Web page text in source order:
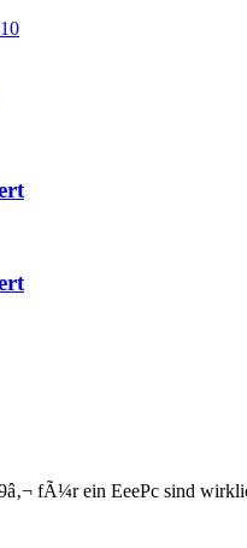
fÃ¼r ein EeePc sind